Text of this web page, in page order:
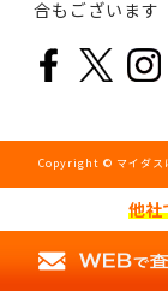
他社
合もございます
Copyright © マイダス